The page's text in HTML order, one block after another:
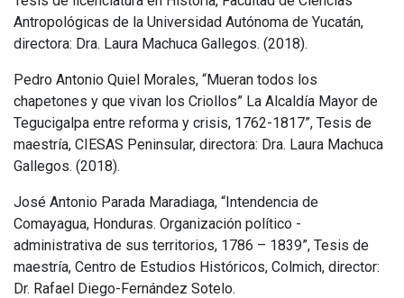
Antropológicas de la Universidad Autónoma de Yucatán,
directora: Dra. Laura Machuca Gallegos. (2018).
Pedro Antonio Quiel Morales, “Mueran todos los
chapetones y que vivan los Criollos” La Alcaldía Mayor de
Tegucigalpa entre reforma y crisis, 1762-1817”, Tesis de
maestría, CIESAS Peninsular, directora: Dra. Laura Machuca
Gallegos. (2018).
José Antonio Parada Maradiaga, “Intendencia de
Comayagua, Honduras. Organización político -
administrativa de sus territorios, 1786 – 1839”, Tesis de
maestría, Centro de Estudios Históricos, Colmich, director:
Dr. Rafael Diego-Fernández Sotelo.